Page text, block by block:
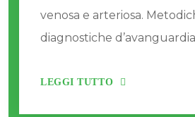
venosa e arteriosa.
diagnostiche d’avanguardia
LEGGI TUTTO